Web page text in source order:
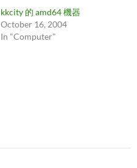
kkcity 的 amd64 機器
October 16, 2004
In "Computer"